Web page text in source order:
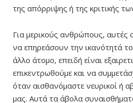
της απόρριψης ή της κριτικής
Για μερικούς ανθρώπους, αυτές
να επηρεάσουν την ικανότητά
άλλο άτομο, επειδή είναι
επικεντρωθούμε και να
όταν αισθανόμαστε νευρικοί ή
μας. Αυτά τα άβολα